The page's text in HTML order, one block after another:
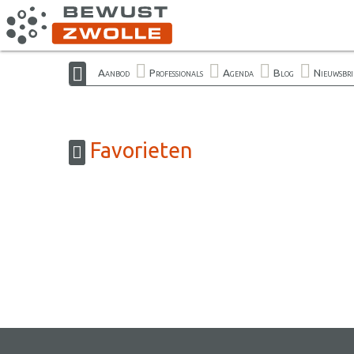
Aanbod Professionals Agenda Blog
Favorieten